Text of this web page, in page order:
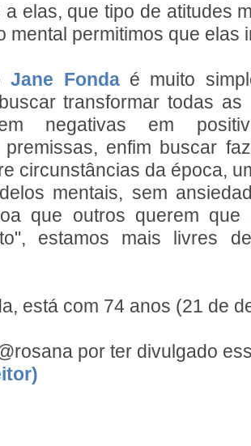
a elas, que tipo de atitudes
mental permitimos que elas
Jane Fondaé muito
transformar todas
negativas em
premissas, enfim buscar
circunstâncias da época,
mentais, sem
que outros querem que
estamos mais livres
está com 74 anos (21 de
por ter divulgado